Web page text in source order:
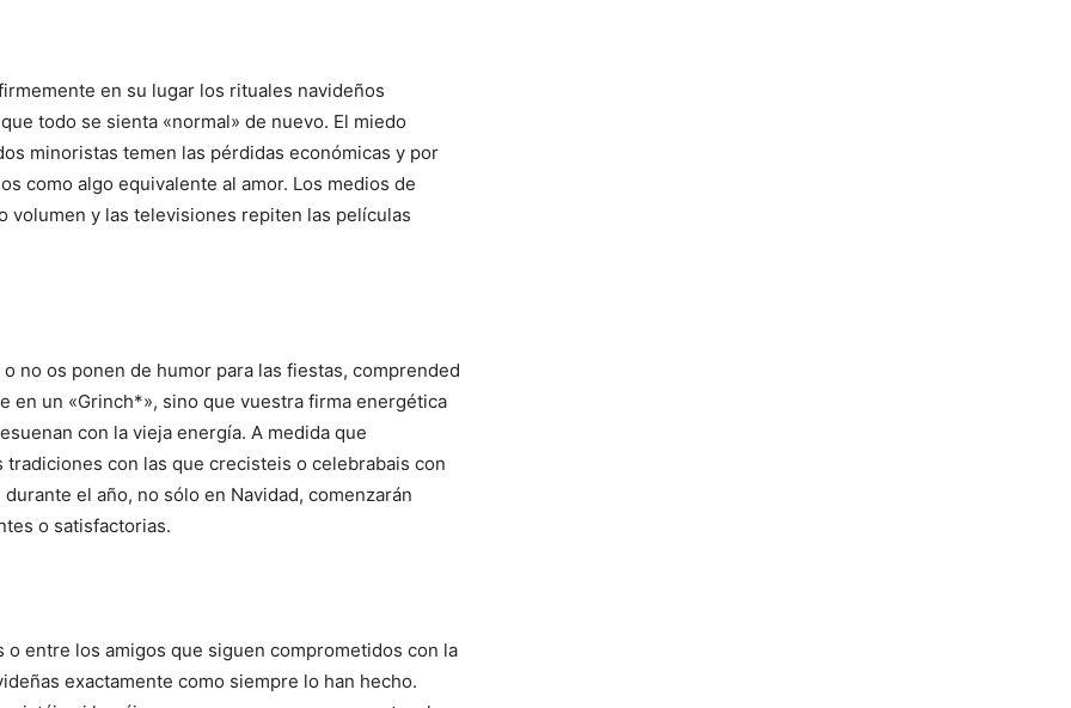
en su lugar los rituales navideños
todo se sienta «normal» de nuevo. El miedo
minoristas temen las pérdidas económicas y por
como algo equivalente al amor. Los medios de
volumen y las televisiones repiten las películas
no os ponen de humor para las fiestas, comprended
en un «Grinch*», sino que vuestra firma energética
con la vieja energía. A medida que
con las que crecisteis o celebrabais con
el año, no sólo en Navidad, comenzarán
o satisfactorias.
o entre los amigos que siguen comprometidos con la
exactamente como siempre lo han hecho.